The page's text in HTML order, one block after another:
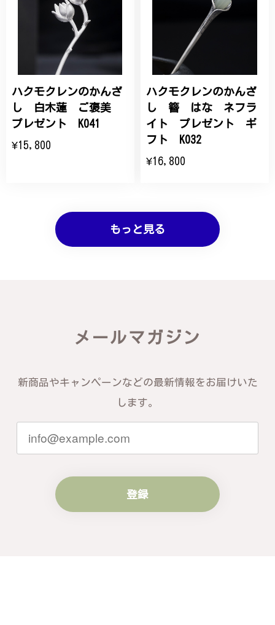
ハクモクレンのかんざ
し 白木蓮 ご褒美
プレゼント K041
¥15,800
ハクモクレンのかんざ
し 簪 はな ネフラ
イト プレゼント ギ
フト K032
¥16,800
もっと見る
メールマガジン
新商品やキャンペーンなどの最新情報をお届けいた
します。
登録